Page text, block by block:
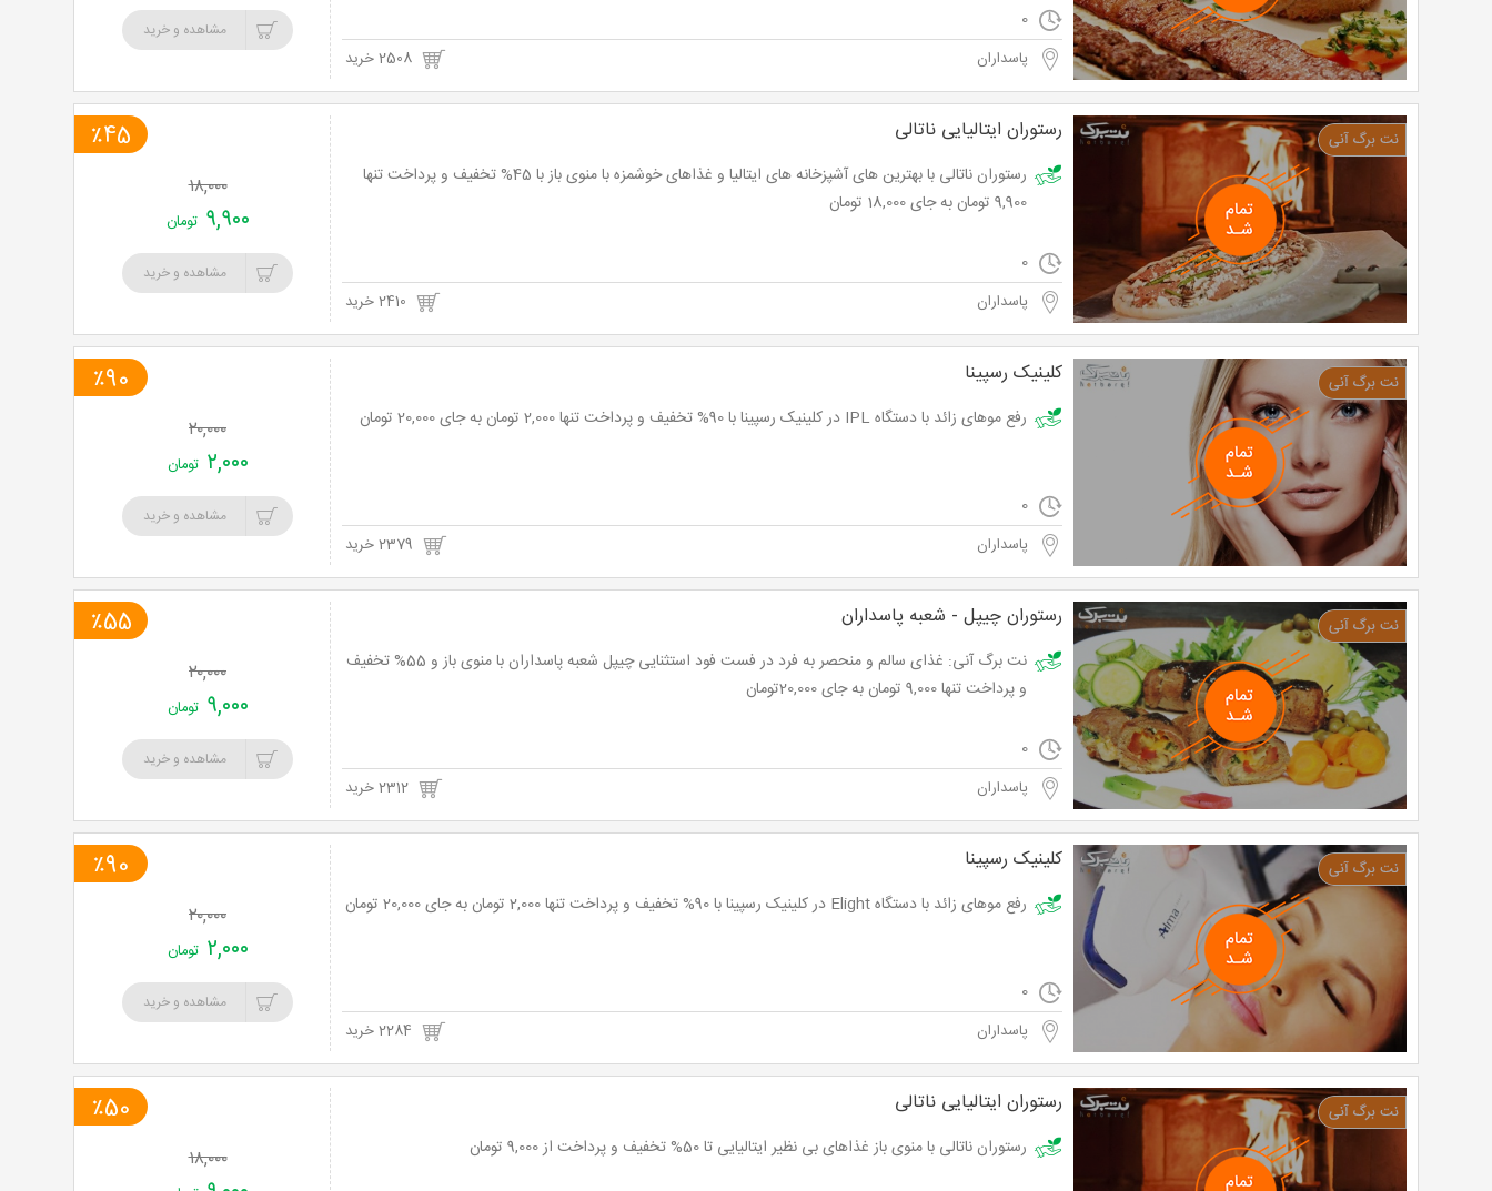
0
پاسداران 2508 خرید
مشاهده و خرید
رستوران ایتالیایی ناتالی
رستوران ناتالی با بهترین های آشپزخانه های ایتالیا و غذاهای خوشمزه با منوی باز با 45% تخفیف و پرداخت تنها
9,900 تومان به جای 18,000 تومان
0
پاسداران
٪45
۱۸,۰۰۰
۹,۹۰۰ تومان
مشاهده و خرید
کلینیک رسپینا
رفع موهای زائد با دستگاه IPL در کلینیک رسپینا با 90% تخفیف و پرداخت تنها 2,000 تومان به جای 20,000 تومان
0
پاسداران
٪90
۲۰,۰۰۰
۲,۰۰۰ تومان
مشاهده و خرید
رستوران چیپل - شعبه پاسداران
نت برگ آنی: غذای سالم و منحصر به فرد در فست فود استثنایی چیپل شعبه پاسداران با منوی باز و 55% تخفیف
و پرداخت تنها 9,000 تومان به جای 20,000تومان
0
پاسداران 2312 خرید
٪55
۲۰,۰۰۰
۹,۰۰۰ تومان
مشاهده و خرید
کلینیک رسپینا
رفع موهای زائد با دستگاه Elight در کلینیک رسپینا با 90% تخفیف و پرداخت تنها 2,000 تومان به جای 20,000 تومان
0
پاسداران
٪90
۲۰,۰۰۰
۲,۰۰۰ تومان
مشاهده و خرید
رستوران ایتالیایی ناتالی
رستوران ناتالی با منوی باز غذاهای بی نظیر ایتالیایی تا 50% تخفیف و پرداخت از 9,000 تومان
٪50
۱۸,۰۰۰